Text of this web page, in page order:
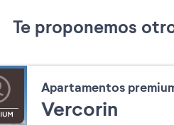
Te proponemos
Apartamentos
Vercorin